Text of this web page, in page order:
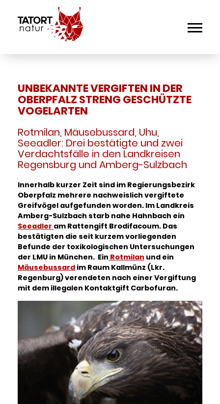
UNBEKANNTE VERGIFTEN IN DER
OBERPFALZ STRENG GESCHÜTZTE
VOGELARTEN
Rotmilan, Mäusebussard, Uhu,
Seeadler: Drei bestätigte und zwei
Verdachtsfälle in den Landkreisen
Regensburg und Amberg-Sulzbach
Innerhalb kurzer Zeit sind im Regierungsbezirk
Oberpfalz mehrere nachweislich vergiftete
Greifvögel aufgefunden worden. Im Landkreis
Amberg-Sulzbach starb nahe Hahnbach ein
Seeadler am Rattengift Brodifacoum. Das
bestätigten die seit kurzem vorliegenden
Befunde der toxikologischen Untersuchungen
der LMU in München. Ein Rotmilan und ein
Mäusebussard im Raum Kallmünz (Lkr.
Regenburg) verendeten nach einer Vergiftung
mit dem illegalen Kontaktgift Carbofuran.